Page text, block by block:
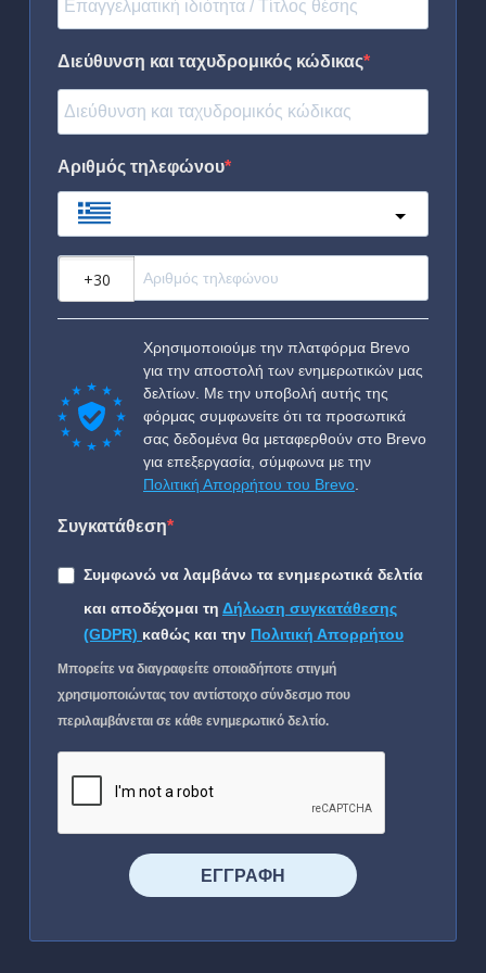
Διεύθυνση και ταχυδρομικός κώδικας
Αριθμός τηλεφώνου
Χρησιμοποιούμε την πλατφόρμα Brevo
για την αποστολή των ενημερωτικών μας
δελτίων. Με την υποβολή αυτής της
φόρμας συμφωνείτε ότι τα προσωπικά
σας δεδομένα θα μεταφερθούν στο Brevo
για επεξεργασία, σύμφωνα με την
Πολιτική Απορρήτου του Brevo
Συγκατάθεση
Συμφωνώ να λαμβάνω τα ενημερωτικά δελτία
και αποδέχομαι τη Δήλωση συγκατάθεσης
(GDPR) καθώς και την Πολιτική Απορρήτου
Μπορείτε να διαγραφείτε οποιαδήποτε στιγμή
χρησιμοποιώντας τον αντίστοιχο σύνδεσμο που
περιλαμβάνεται σε κάθε ενημερωτικό δελτίο.
⠀⠀⠀⠀ΕΓΓΡΑΦΗ⠀⠀⠀⠀